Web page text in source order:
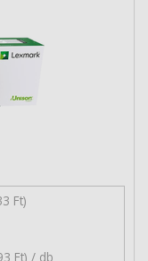
Ft)
Ft) / db